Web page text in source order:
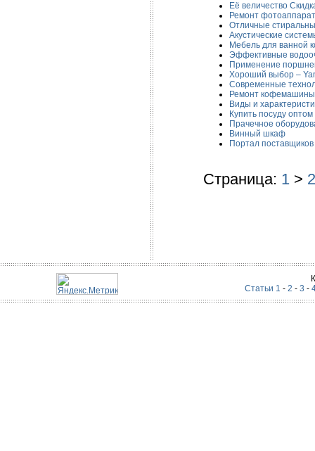
Её величество
Ремонт
Отличные
Акустические
Мебель для ванной
Эффективные
Применение
Хороший выбор –
Современные
Ремонт кофемашины
Виды и
Купить посуду
Прачечное
Винный шкаф
Портал поставщиков
Страница: 1 > 2
Статьи 1 - 2 - 3 -